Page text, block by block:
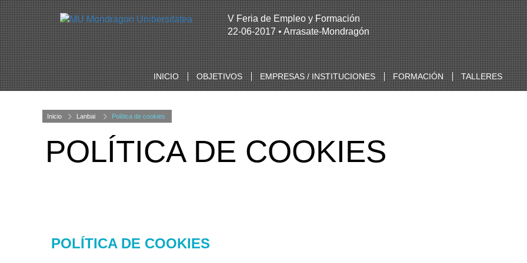
V Feria de Empleo y Formación
22-06-2017 • Arrasate-Mondragón
INICIO OBJETIVOS EMPRESAS / INSTITUCIONES FORMACIÓN TALLERES
Inicio Lanbai Política de cookies
POLÍTICA DE COOKIES
POLÍTICA DE COOKIES